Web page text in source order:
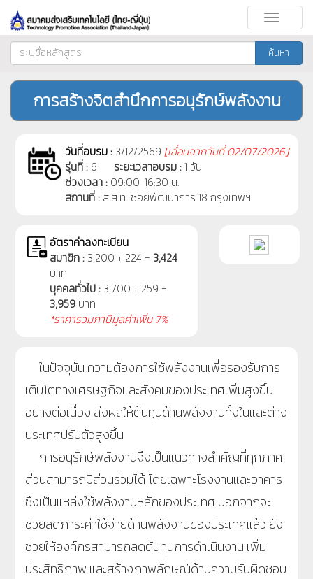
Toggle
ค้นหา
การสร้างจิตสำนึกการอนุรักษ์พลังงาน
วันที่อบรม : 3/12/2569 [เลื่อนจากวันที่02/07/2026]
รุ่นที่ : 6 ระยะเวลาอบรม :1 วัน
ช่วงเวลา : 09:00-16:30 น.
สถานที่ : ส.ส.ท. ซอยพัฒนาการ 18 กรุงเทพฯ
อัตราค่าลงทะเบียน
สมาชิก : 3,200 + 224 = 3,424
บาท
บุคคลทั่วไป : 3,700 + 259 =
3,959 บาท
*ราคารวมภาษีมูลค่าเพิ่ม 7%
ในปัจจุบัน ความต้องการใช้พลังงานเพื่อรองรับการ
เติบโตทางเศรษฐกิจและสังคมของประเทศเพิ่มสูงขึ้น
อย่างต่อเนื่อง ส่งผลให้ต้นทุนด้านพลังงานทั้งในและต่าง
ประเทศปรับตัวสูงขึ้น
การอนุรักษ์พลังงานจึงเป็นแนวทางสำคัญที่ทุกภาค
ส่วนสามารถมีส่วนร่วมได้ โดยเฉพาะโรงงานและอาคาร
ซึ่งเป็นแหล่งใช้พลังงานหลักของประเทศ นอกจากจะ
ช่วยลดภาระค่าใช้จ่ายด้านพลังงานของประเทศแล้ว ยัง
ช่วยให้องค์กรสามารถลดต้นทุนการดำเนินงาน เพิ่ม
ประสิทธิภาพ และสร้างภาพลักษณ์ด้านความรับผิดชอบ